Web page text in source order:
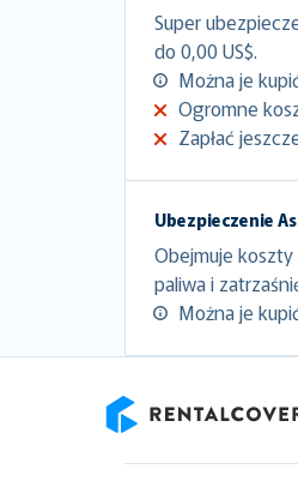
Super
do 0,00 US$.
Można je
Ogromne
Zapłać
Ubezpieczenie
Obejmuje
paliwa i
Można je